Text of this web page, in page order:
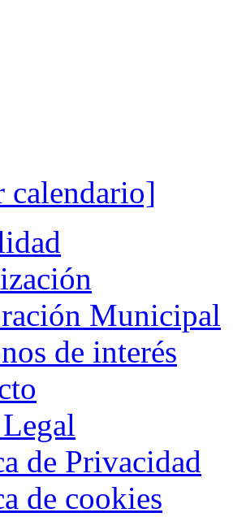
Municipal
de interés
de Privacidad
de cookies